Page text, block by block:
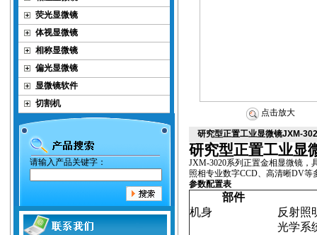
荧光显微镜
体视显微镜
相称显微镜
偏光显微镜
显微镜软件
切割机
请输入产品关键字：
点击放大
研究型正置工业显微镜JXM-
研究型正置工业显
JXM-3020系列正置金相显微镜，
照相专业数字CCD、高清晰DV等
参数配置表
部件
机身
反射照
光学系